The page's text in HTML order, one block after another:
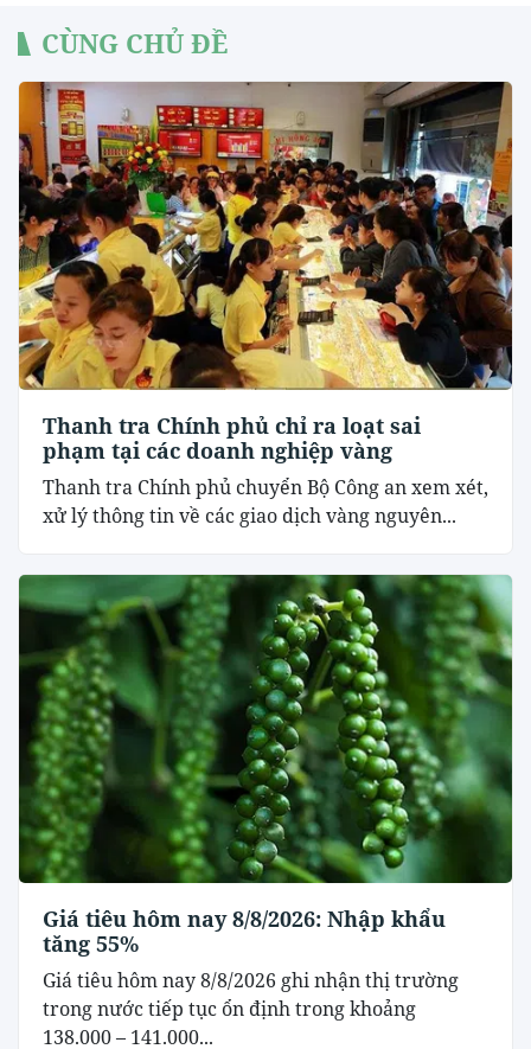
CÙNG CHỦ ĐỀ
Thanh tra Chính phủ chỉ ra loạt sai
phạm tại các doanh nghiệp vàng
Thanh tra Chính phủ chuyển Bộ Công an xem xét,
xử lý thông tin về các giao dịch vàng nguyên...
Giá tiêu hôm nay 8/8/2026: Nhập khẩu
tăng 55%
Giá tiêu hôm nay 8/8/2026 ghi nhận thị trường
trong nước tiếp tục ổn định trong khoảng
138.000 – 141.000...